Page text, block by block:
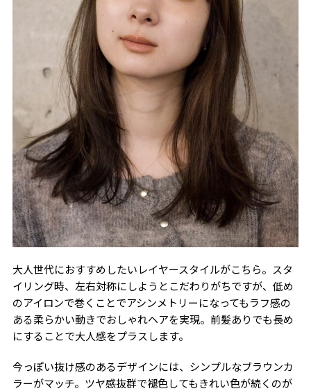
大人世代におすすめしたいレイヤースタイルがこちら。スタ
イリング時、左右対称にしようとこだわりがちですが、低め
のアイロンで巻くことでアシンメトリーになってもラフ感の
ある柔らかい動きでおしゃれヘアを実現。前髪ありでも長め
にすることで大人感をプラスします。
今っぽい抜け感のあるデザインには、シンプルなブラウンカ
ラーがマッチ。ツヤ感抜群で褪色してもきれい色が続くのが